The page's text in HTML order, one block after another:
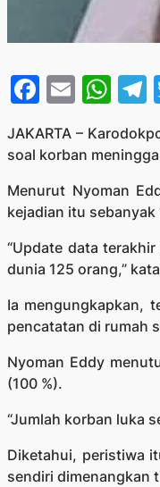
Email
JAKARTA –
soal korban
Menurut Nyoman
kejadian itu sebanyak
“Update data
dunia 125 orang,”
Ia mengungkapkan,
pencatatan di rumah
Nyoman Eddy
(100 %).
“Jumlah korban luka
Diketahui, peristiwa
sendiri dimenangkan